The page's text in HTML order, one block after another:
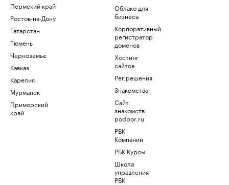
Пермский край
Ростов-на-Дону
Татарстан
Тюмень
Черноземье
Кавказ
Карелия
Мурманск
Приморский
край
Облако для
бизнеса
Корпоративный
регистратор
доменов
Хостинг
сайтов
Рег.решения
Знакомства
Сайт
знакомств
podbor.ru
РБК
Компании
РБК Курсы
Школа
управления
РБК